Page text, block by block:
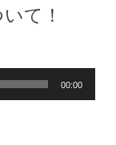
て！
00:00